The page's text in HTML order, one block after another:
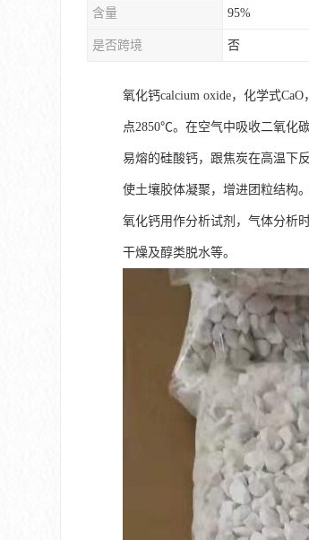
含量 95%
是否跨境 否
氧化钙calcium oxide，化学式
点2850℃。在空气中吸收二氧化
易熔的硅酸钙，跟焦炭在高温下
使土壤胶体凝聚，增进团粒结构
氧化钙用作分析试剂，气体分析
干燥及醇类脱水等。